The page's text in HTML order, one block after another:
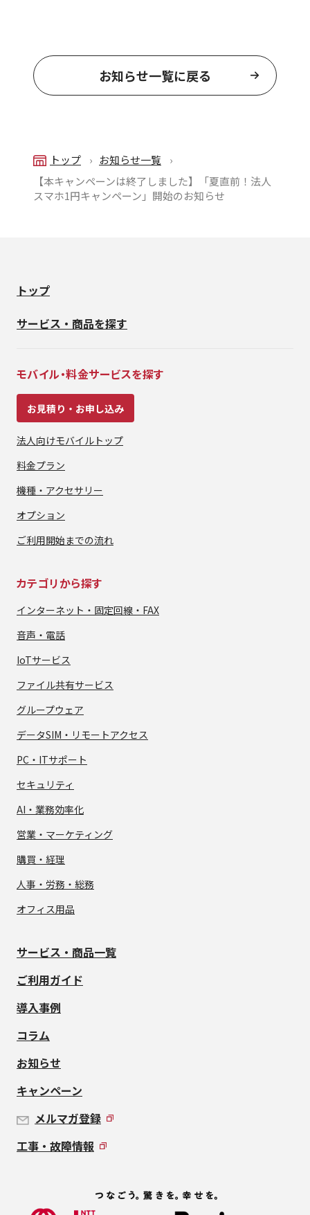
お知らせ一覧に戻る
トップ
お知らせ一覧
【本キャンペーンは終了しました】「夏直前！法人
スマホ1円キャンペーン」開始のお知らせ
トップ
サービス・商品を探す
モバイル・料金サービスを探す
お見積り・お申し込み
法人向けモバイルトップ
料金プラン
機種・アクセサリー
オプション
ご利用開始までの流れ
カテゴリから探す
インターネット・ 固定回線・FAX
音声・電話
IoTサービス
ファイル共有サービス
グループウェア
データSIM・ リモートアクセス
PC・ITサポート
セキュリティ
AI・業務効率化
営業・マーケティング
購買・経理
人事・労務・総務
オフィス用品
サービス・商品一覧
ご利用ガイド
導入事例
コラム
お知らせ
キャンペーン
メルマガ登録
工事・故障情報